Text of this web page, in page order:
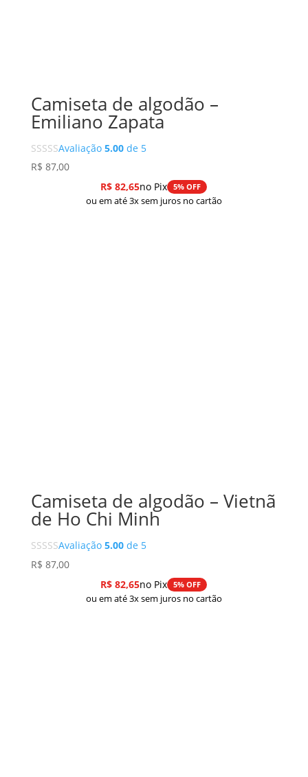
Camiseta de algodão –
Emiliano Zapata
Avaliação 5.00de 5
R$ 87,00
R$ 82,65no Pix 5% OFF
ou em até 3x sem juros no cartão
Camiseta de algodão – Vietnã
de Ho Chi Minh
Avaliação 5.00de 5
R$ 87,00
R$ 82,65no Pix 5% OFF
ou em até 3x sem juros no cartão